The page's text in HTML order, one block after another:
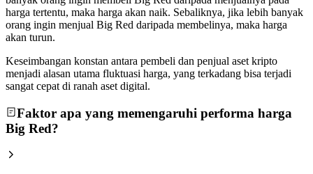
harga tertentu, maka harga akan naik. Sebaliknya, jika lebih banyak
orang ingin menjual Big Red daripada membelinya, maka harga
akan turun.
Keseimbangan konstan antara pembeli dan penjual aset kripto
menjadi alasan utama fluktuasi harga, yang terkadang bisa terjadi
sangat cepat di ranah aset digital.
Faktor apa yang memengaruhi performa harga
Big Red?